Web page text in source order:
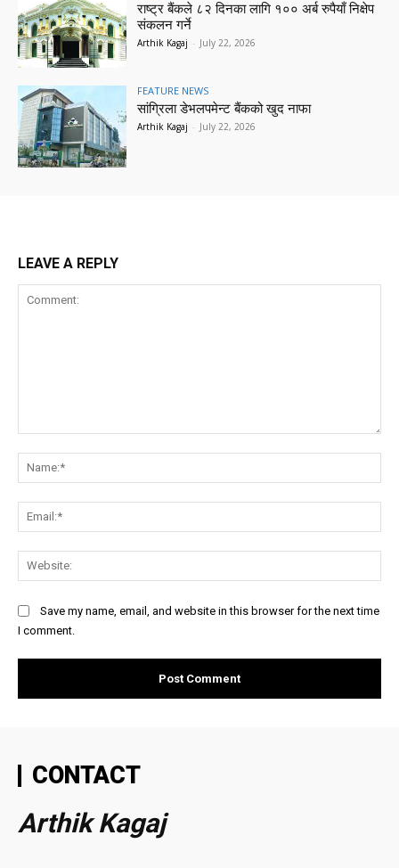
राष्ट्र बैंकले ८२ दिनका लागि १०० अर्ब रुपैयाँ निक्षेप
संकलन गर्ने
Arthik Kagaj - July 22, 2026
FEATURE NEWS
सांग्रिला डेभलपमेन्ट बैंकको खुद नाफा
Arthik Kagaj - July 22, 2026
LEAVE A REPLY
Save my name, email, and website in this browser for the next time
I comment.
CONTACT
Arthik Kagaj